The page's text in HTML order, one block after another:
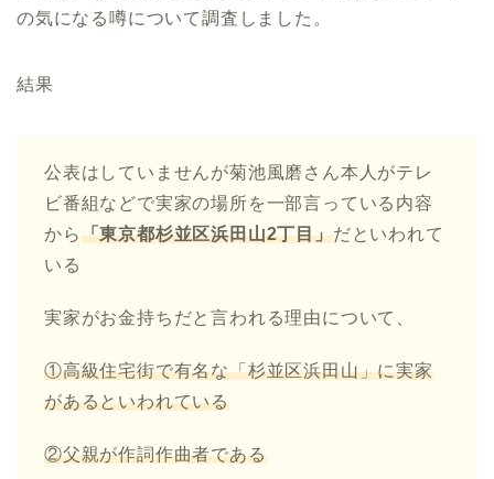
の気になる噂について調査しました。
結果
公表はしていませんが菊池風磨さん本人がテレ
ビ番組などで実家の場所を一部言っている内容
から「東京都杉並区浜田山2丁目」だといわれて
いる
実家がお金持ちだと言われる理由について、
①高級住宅街で有名な「杉並区浜田山」に実家
があるといわれている
②父親が作詞作曲者である